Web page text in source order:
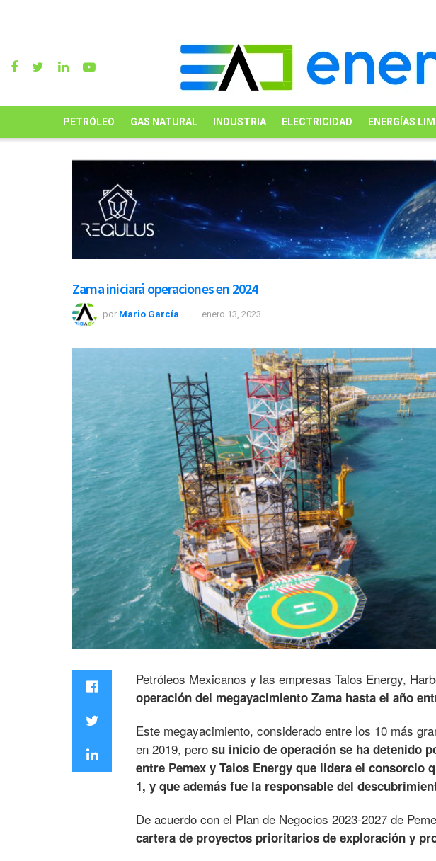
PETRÓLEO GAS NATURAL INDUSTRIA ELECTRICIDAD ENERGÍAS
Zama iniciará operaciones en 2024
por Mario García enero 13, 2023
Petróleos Mexicanos y las empresas Talos Energy,
operación del megayacimiento Zama hasta el año
Este megayacimiento, considerado entre los 10 más
en 2019, pero su inicio de operación se ha detenido
entre Pemex y Talos Energy que lidera el consorcio
1, y que además fue la responsable del
De acuerdo con el Plan de Negocios 2023-2027 de
cartera de proyectos prioritarios de exploración y